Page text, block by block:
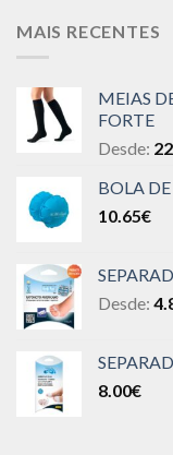
MAIS RECENTES
MEIAS
FORTE
Desde:
BOLA
10.65€
Desde:
8.00€